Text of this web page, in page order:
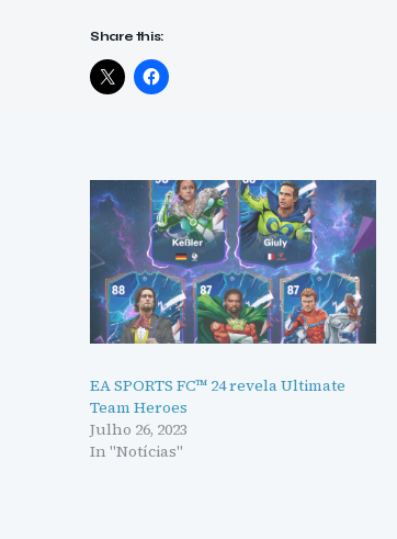
Share this:
EA SPORTS FC™ 24 revela Ultimate
Team Heroes
Julho 26, 2023
In "Notícias"